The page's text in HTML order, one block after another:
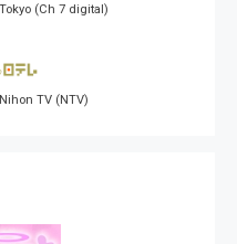
(Ch 7 digital)
TV (NTV)